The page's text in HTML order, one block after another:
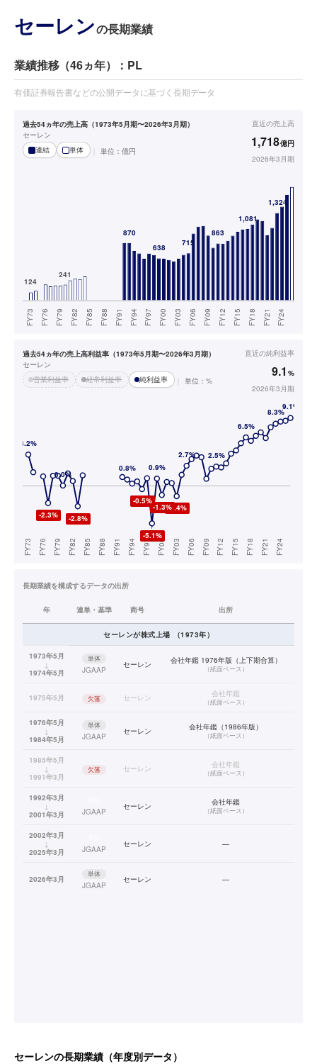
セーレンの長期業績
業績推移（46ヵ年）：PL
有価証券報告書などの公開データに基づく長期データ
過去54ヵ年の売上高（1973年5月期〜2026年3月期）
セーレン
連結
単体 単位： 億円
直近の売上高
1,718億円
2026年3月期
過去54ヵ年の売上高利益率（1973年5月期〜2026年3月期）
セーレン
営業利益率
経常利益率 純利益率 単位：%
直近の純利益率
9.1 %
2026年3月期
長期業績を構成するデータの出所
年 連単・基準 商号 出所
セーレンが株式上場 （1973年）
1973年5月
↓
1974年5月
単体
JGAAP
セーレン 会社年鑑 1976年版（上下期合算）
（紙面ベース）
1975年5月 欠落 セーレン 会社年鑑
（紙面ベース）
1976年5月
↓
1984年5月
単体
JGAAP
セーレン 会社年鑑（1986年版）
（紙面ベース）
1985年5月
↓
1991年3月
欠落 セーレン 会社年鑑
（紙面ベース）
1992年3月
↓
2001年3月
JGAAP
セーレン 会社年鑑
（紙面ベース）
2002年3月
↓
2025年3月
JGAAP
セーレン —
2026年3月
単体
JGAAP
セーレン —
セーレンの長期業績（年度別データ）